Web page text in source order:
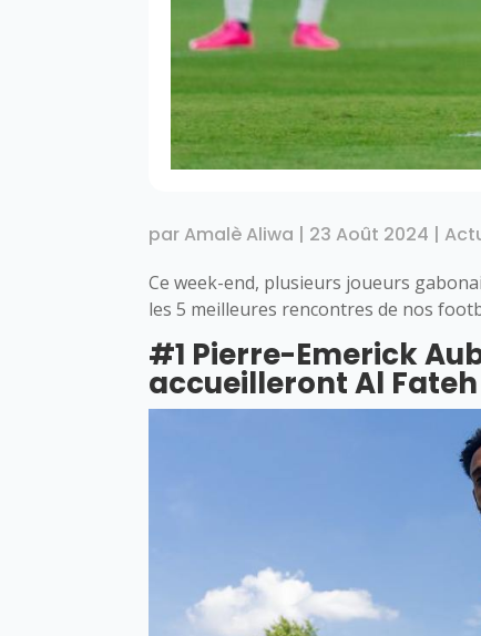
parAmalè Aliwa | 23 Août 2024 |
Ce week-end, plusieurs joueurs
les 5 meilleures rencontres de nos
#1 Pierre-Emerick
accueilleront Al Fateh